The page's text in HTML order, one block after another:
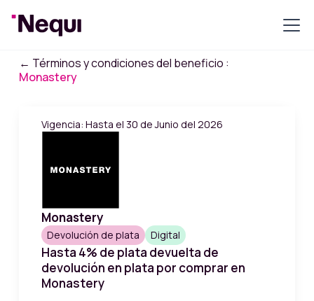
← Términos y condiciones del beneficio :
Monastery
Vigencia: Hasta el 30 de Junio del 2026
Monastery
Devolución de plata Digital
Hasta 4% de plata devuelta de
devolución en plata por comprar en
Monastery